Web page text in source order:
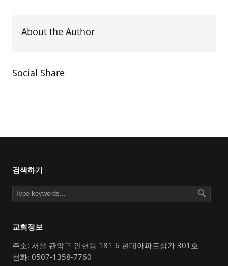
About the Author
Social Share
검색하기
교회정보
주소: 서울 관악구 인헌동 181-6 현대아파트상가 301호
전화: 0507-1358-7760